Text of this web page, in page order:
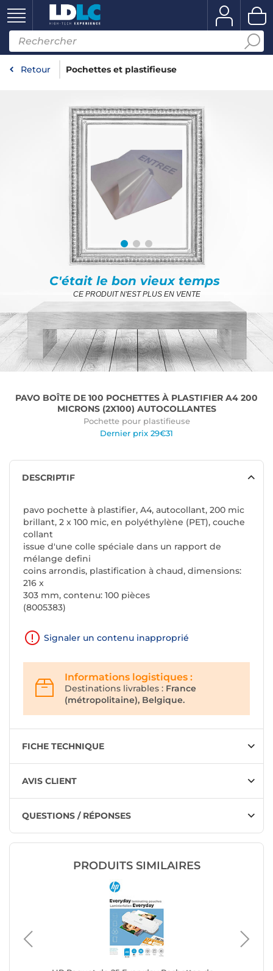
Retour Pochettes et plastifieuse
C'était le bon vieux temps
CE PRODUIT N'EST PLUS EN VENTE
PAVO BOÎTE DE 100 POCHETTES À PLASTIFIER A4 200
MICRONS (2X100) AUTOCOLLANTES
Pochette pour plastifieuse
Dernier prix 29€31
DESCRIPTIF
pavo pochette à plastifier, A4, autocollant, 200 mic
brillant, 2 x 100 mic, en polyéthylène (PET), couche
collant
issue d'une colle spéciale dans un rapport de
mélange defini
coins arrondis, plastification à chaud, dimensions:
216 x
303 mm, contenu: 100 pièces
(8005383)
Signaler un contenu inapproprié
Informations logistiques :
Destinations livrables : France
(métropolitaine), Belgique.
FICHE TECHNIQUE
AVIS CLIENT
QUESTIONS / RÉPONSES
PRODUITS SIMILAIRES